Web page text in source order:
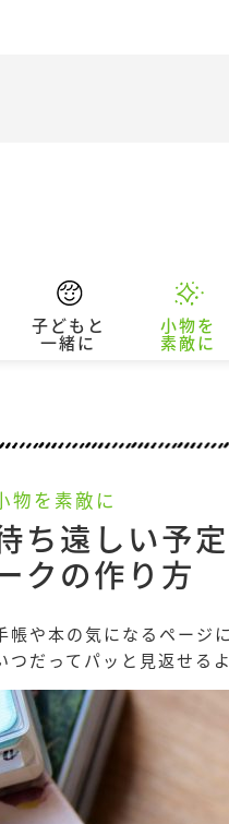
子どもと
一緒に
小物を
素敵に
物を素敵に
ち遠しい予
クの作り方
帳や本の気になるページ
つだってパッと見返せる